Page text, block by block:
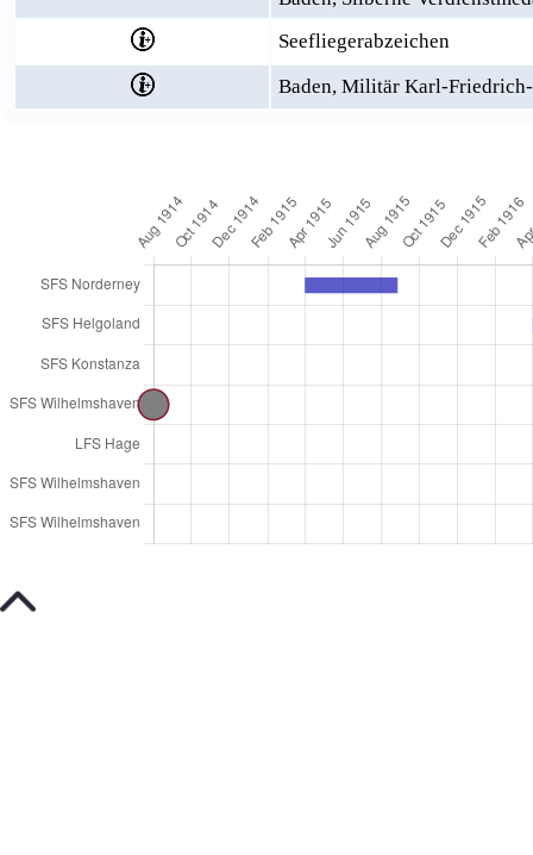
Seefliegerabzeichen
Baden, Militär Karl-